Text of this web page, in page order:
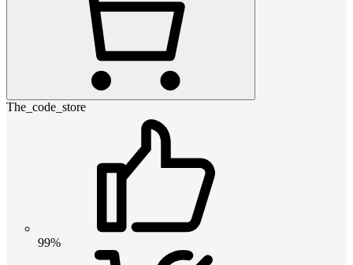
The_code_store
99%